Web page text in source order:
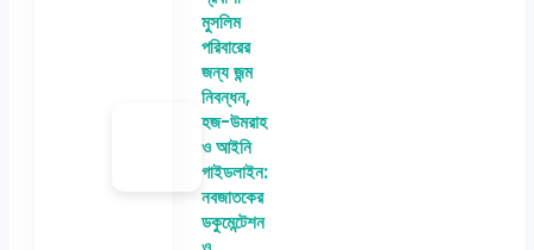
মুসলিম
পরিবারের
জন্য জন্ম
নিবন্ধন,
হজ-উমরাহ
ও আইনি
গাইডলাইন:
নবজাতকের
ডকুমেন্টেশন